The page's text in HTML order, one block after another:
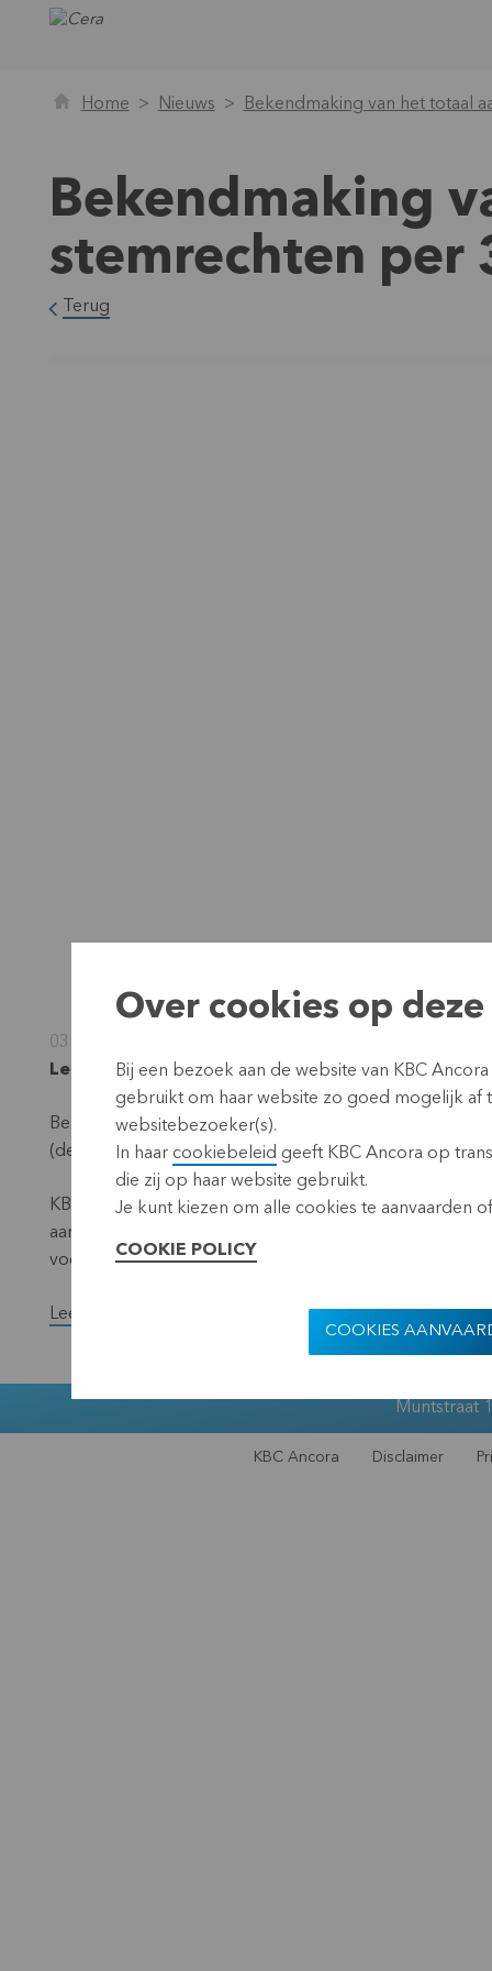
Home Nieuws Bekendmaking van het totaal
Bekendmaking
stemrechten per
Terug
03 juni 2024
Leuven, 3 juni 2024 (17.40 CEST)
Bekendmaking overeenkomstig de vereisten van de
(de ‘noemer’) – situatie 31 mei 2024.
KBC Ancora maakt maandelijks op haar website en
aantal stemrechtverlenende effecten en het totaal
voorbije maand een wijziging ondergingen.
Lees het volledige persbericht.
Muntstraat
KBC Ancora Disclaimer
Over cookies op
Bij een bezoek aan de website van KBC
gebruikt om haar website zo goed mogelijk
websitebezoeker(s).
In haar cookiebeleid geeft KBC Ancora op
die zij op haar website gebruikt.
Je kunt kiezen om alle cookies te aanvaarden
COOKIE POLICY
COOKIES